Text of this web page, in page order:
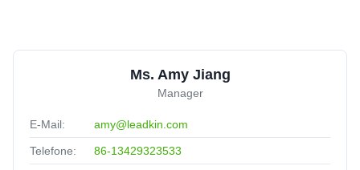
Ms. Amy Jiang
Manager
E-Mail: amy@leadkin.com
Telefone: 86-13429323533